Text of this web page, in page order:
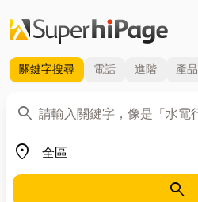
關鍵字搜尋 電話 進階 產品
search
關鍵字
place
地區
search